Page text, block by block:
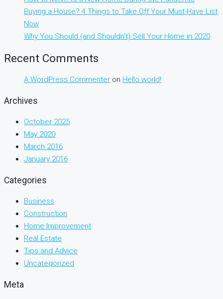
Buying a House? 4 Things to Take Off Your Must-Have List
Now
Why You Should (and Shouldn’t) Sell Your Home in 2020
Recent Comments
A WordPress Commenter on Hello world!
Archives
October 2025
May 2020
March 2016
January 2016
Categories
Business
Construction
Home Improvement
Real Estate
Tips and Advice
Uncategorized
Meta